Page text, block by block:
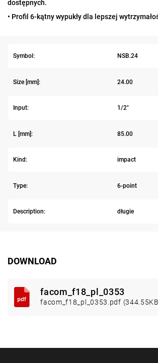
dostępnych.
• Profil 6-kątny wypukły dla lepszej
Symbol: NSB.24
Size [mm]: 24.00
Input: 1/2"
L [mm]: 85.00
Kind: impact
Type: 6-point
Description: długie
DOWNLOAD
facom_f18_pl_0353
facom_f18_pl_0353.pdf